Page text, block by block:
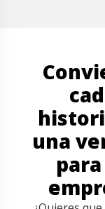
una